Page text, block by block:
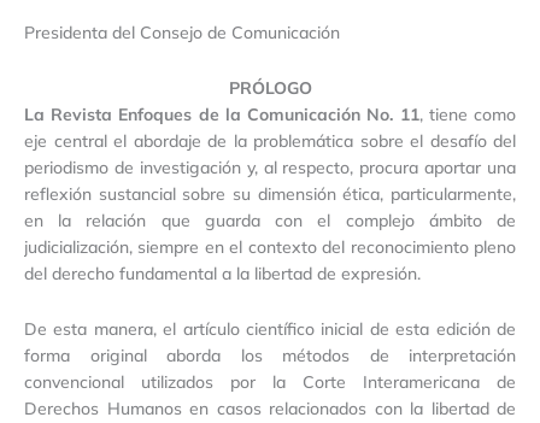
Presidenta del Consejo de Comunicación
PRÓLOGO
La Revista Enfoques de la Comunicación No. 11, tiene como
eje central el abordaje de la problemática sobre el desafío del
periodismo de investigación y, al respecto, procura aportar una
reflexión sustancial sobre su dimensión ética, particularmente,
en la relación que guarda con el complejo ámbito de
judicialización, siempre en el contexto del reconocimiento pleno
del derecho fundamental a la libertad de expresión.
De esta manera, el artículo científico inicial de esta edición de
forma original aborda los métodos de interpretación
convencional utilizados por la Corte Interamericana de
Derechos Humanos en casos relacionados con la libertad de